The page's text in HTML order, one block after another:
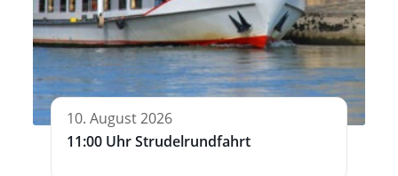
10. August 2026
11:00 Uhr Strudelrundfahrt